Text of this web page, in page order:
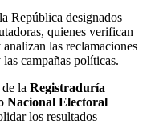
República designados
quienes verifican
las reclamaciones
campañas políticas.
la Registraduría
Nacional Electoral
los resultados